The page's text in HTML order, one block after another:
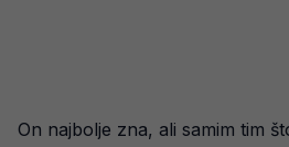
On najbolje zna, ali samim tim